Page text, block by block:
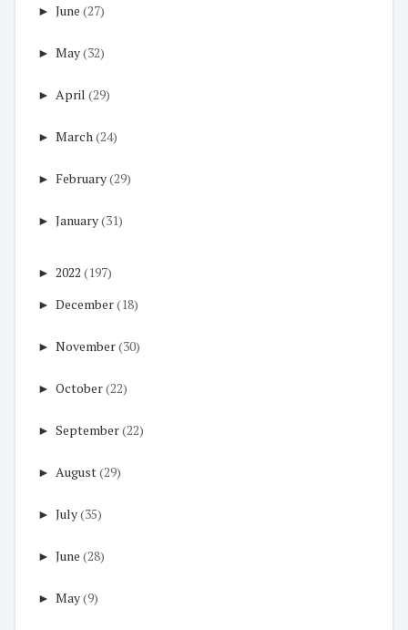
► June (27)
► May(32)
► April (29)
► March(24)
► February(29)
► January(31)
► 2022 (197)
► December(18)
► November(30)
► October(22)
► September(22)
► August(29)
► July(35)
► June (28)
► May(9)